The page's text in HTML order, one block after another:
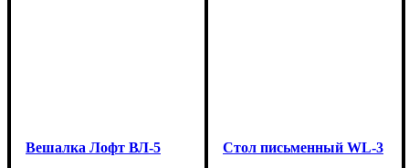
Вешалка Лофт ВЛ-5 Стол письменный WL-3